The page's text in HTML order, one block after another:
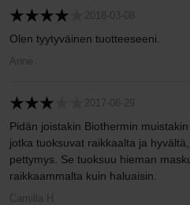
2018-03-08
Olen tyytyväinen tuotteeseeni.
Anne
2017-06-29
Pidän joistakin Biothermin
jotka tuoksuvat raikkaalta ja
pettymys. Se tuoksuu hieman
raikkaammalta kuin haluaisin.
Camilla H